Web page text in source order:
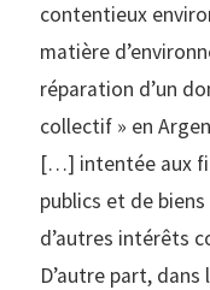
contentieux
matière
réparation d’un
collectif » en
[…] intentée aux
publics et de
d’autres intérêts
D’autre part,